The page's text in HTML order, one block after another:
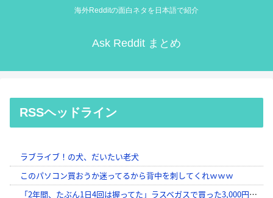
海外Redditの面白ネタを日本語で紹介
Ask Reddit まとめ
RSSヘッドライン